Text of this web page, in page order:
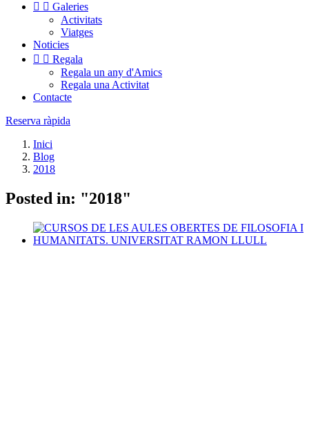
  Galeries
Activitats
Viatges
Noticies
  Regala
Regala un any d'Amics
Regala una Activitat
Contacte
Reserva ràpida
Inici
Blog
2018
Posted in: "2018"